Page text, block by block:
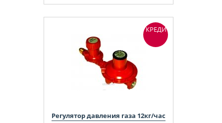
Регулятор давления газа 12кг/час
КРЕДИТ